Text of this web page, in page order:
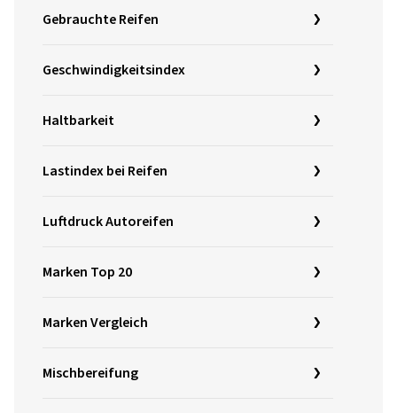
Gebrauchte Reifen
Geschwindigkeitsindex
Haltbarkeit
Lastindex bei Reifen
Luftdruck Autoreifen
Marken Top 20
Marken Vergleich
Mischbereifung